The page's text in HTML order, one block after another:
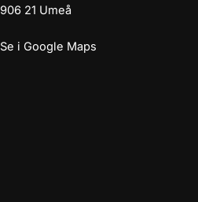
906 21 Umeå
Se i Google Maps